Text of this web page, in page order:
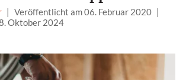
| Veröffentlicht am 06. Februar 2020 |
Oktober 2024